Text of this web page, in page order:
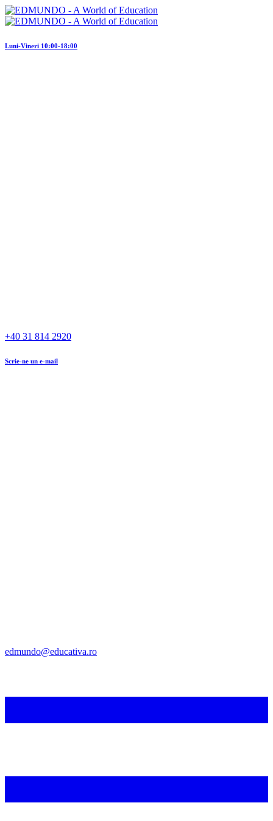
Luni-Vineri 10:00-18:00
+40 31 814 2920
Scrie-ne un e-mail
edmundo@educativa.ro